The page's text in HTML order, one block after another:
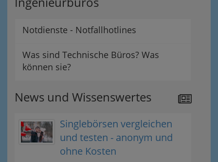
Notdienste - Notfallhotlines
Was sind Technische Büros? Was
können sie?
News und Wissenswertes
Singlebörsen vergleichen
und testen - anonym und
ohne Kosten